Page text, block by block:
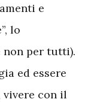
e
lo
non per tutti).
ed essere
con il